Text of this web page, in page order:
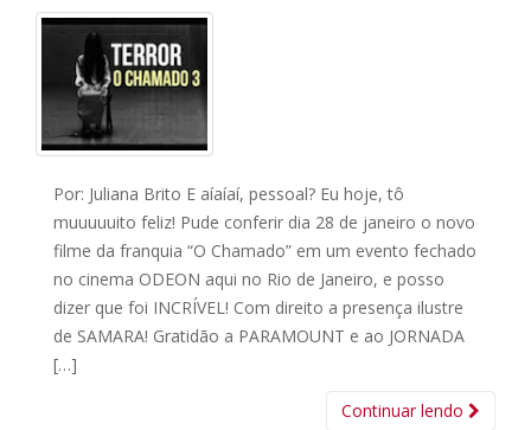
Por: Juliana Brito E aíaíaí, pessoal? Eu hoje, tô
muuuuuito feliz! Pude conferir dia 28 de janeiro o novo
filme da franquia “O Chamado” em um evento fechado
no cinema ODEON aqui no Rio de Janeiro, e posso
dizer que foi INCRÍVEL! Com direito a presença ilustre
de SAMARA! Gratidão a PARAMOUNT e ao JORNADA
[…]
Continuar lendo